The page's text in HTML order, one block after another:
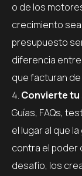
o de los
crecimiento
presupuesto
diferencia
que facturan
Convierte tu
Guías, FAQs,
el lugar al que
contra el poder
desafío, los